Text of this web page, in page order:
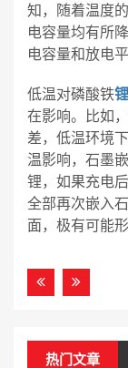
知，随着温度
电容量均有所
电容量和放电
低温对磷酸铁
在影响。比如
差，低温环境
温影响，石墨
锂，如果充电
全部再次嵌入
面，极有可能
热门文章